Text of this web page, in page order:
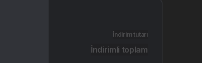
İndirim tutarı
İndirimli toplam